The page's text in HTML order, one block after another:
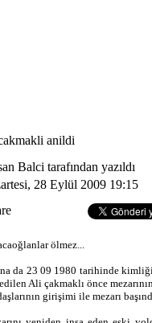
anildi
Balci tarafından yazıldı
28 Eylül 2009 19:15
ölmez...
da 23 09 1980 tarihinde
Ali çakmaklı önce
girişimi ile mezarı